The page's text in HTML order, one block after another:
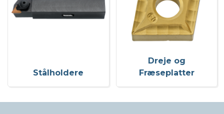
Stålholdere
Dreje og
Fræseplatter